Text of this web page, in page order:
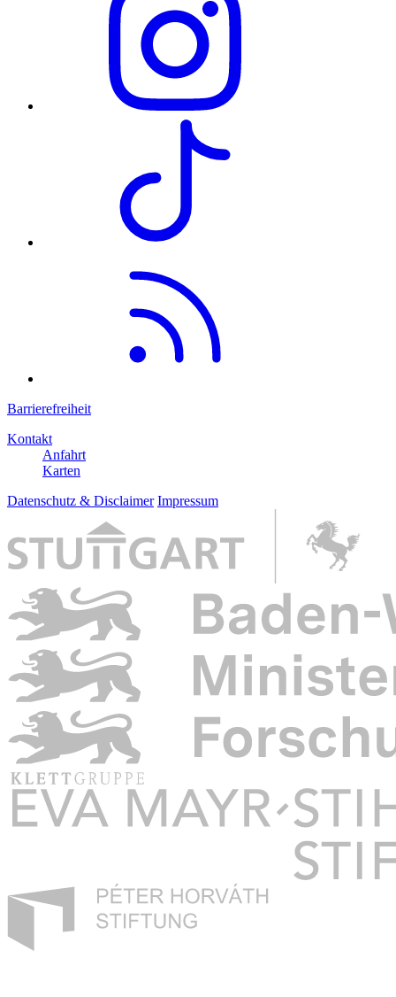
Barrierefreiheit
Kontakt
Anfahrt
Karten
Datenschutz & Disclaimer Impressum